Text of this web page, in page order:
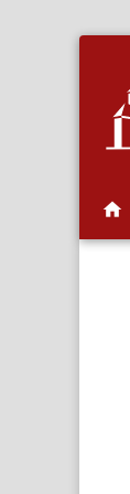
